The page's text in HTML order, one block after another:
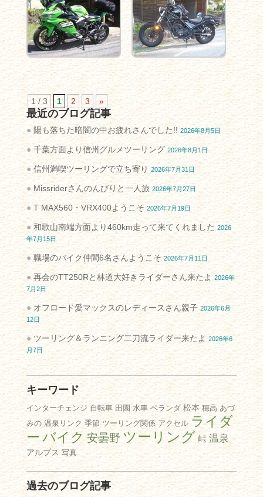
1 / 3 1 2 3 »
最近のブログ記事
陽も落ちた暗闇の中お疲れさんでした!! 2026年8月5日
千葉方面より信州グルメツーリング 2026年8月1日
信州満喫ツーリングで立ち寄り 2026年7月31日
Missriderさんのんびりと一人旅 2026年7月27日
T MAX560・VRX400ようこそ 2026年7月19日
和歌山南端方面より460km走って来てくれました 2026
年7月15日
職場のバイク仲間6名さんようこそ 2026年7月11日
再会のTT250Rと林道大好きライダーさん来たよ 2026年
7月2日
オフロード愛マックスのレディースさん親子 2026年6月
12日
ツーリング＆ランニング二刀流ライダー来たよ 2026年6
月7日
キーワード
インターチェンジ 自転車 田園 水車 ベランダ 松本 穂高 あづ
みの 温泉リンク 季節 ツーリング関係 アクセル ライダ
ー バイク 安曇野 ツーリング 峠 温泉
アルプス 写真
過去のブログ記事